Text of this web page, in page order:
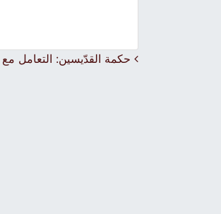
navigation
حكمة القدّيسين: التعامل